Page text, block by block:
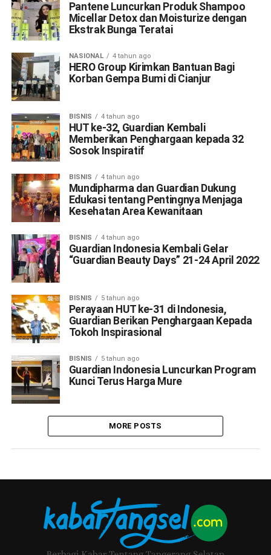
Pantene Luncurkan Produk Shampoo
Micellar Detox dan Moisturize dengan
Ekstrak Bunga Teratai
NASIONAL 4 tahun ago
HERO Group Kirimkan Bantuan Bagi
Korban Gempa Bumi di Cianjur
BISNIS 4 tahun ago
HUT ke-32, Guardian Kembali
Memberikan Penghargaan kepada 32
Sosok Inspiratif
BISNIS 4 tahun ago
Mundipharma dan Guardian Dukung
Edukasi tentang Pentingnya Menjaga
Kesehatan Area Kewanitaan
BISNIS 4 tahun ago
Guardian Indonesia Kembali Gelar
“Guardian Beauty Days” 21-24 April 2022
BISNIS 5 tahun ago
Perayaan HUT ke-31 di Indonesia,
Guardian Berikan Penghargaan Kepada
Tokoh Inspirasional
BISNIS 5 tahun ago
Guardian Indonesia Luncurkan Program
Kunci Terus Harga Mure
MORE POSTS